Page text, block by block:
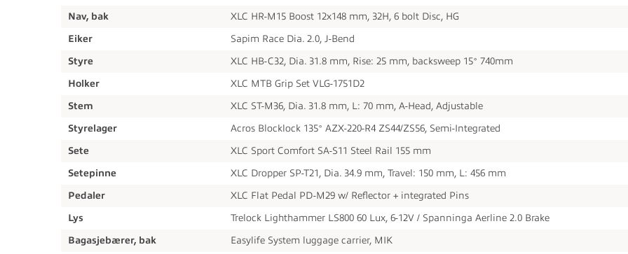
Nav, bak XLC HR-M15 Boost 12x148 mm, 32H, 6 bolt Disc, HG
Eiker Sapim Race Dia. 2.0, J-Bend
Styre XLC HB-C32, Dia. 31.8 mm, Rise: 25 mm, backsweep 15° 740mm
Holker XLC MTB Grip Set VLG-1751D2
Stem XLC ST-M36, Dia. 31.8 mm, L: 70 mm, A-Head, Adjustable
Styrelager Acros Blocklock 135° AZX-220-R4 ZS44/ZS56, Semi-Integrated
Sete XLC Sport Comfort SA-S11 Steel Rail 155 mm
Setepinne XLC Dropper SP-T21, Dia. 34.9 mm, Travel: 150 mm, L: 456 mm
Pedaler XLC Flat Pedal PD-M29 w/ Reflector + integrated Pins
Lys Trelock Lighthammer LS800 60 Lux, 6-12V / Spanninga Aerline 2.0 Brake
Bagasjebærer, bak Easylife System luggage carrier, MIK